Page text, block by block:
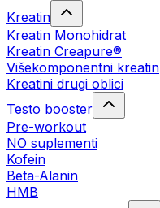
Kreatin
Kreatin Monohidrat
Kreatin Creapure®
Višekomponentni kreatin
Kreatini drugi oblici
Testo booster
Pre-workout
NO suplementi
Kofein
Beta-Alanin
HMB